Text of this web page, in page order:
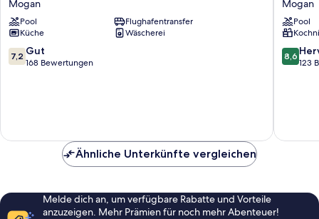
Mogan
Mogan
Pool
Flughafentransfer
Küche
Wäscherei
7.2
von
7,2 Gut
168 Bewertungen
Mogan
Mogan
Pool
8.6
von
8,6
123
Ähnliche Unterkünfte vergleichen
Melde dich an, um verfügbare Rabatte und Vorteile
anzuzeigen. Mehr Prämien für noch mehr Abenteuer!